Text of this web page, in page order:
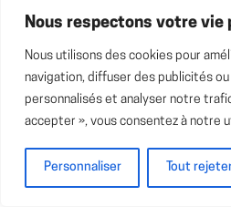
Nous respectons votre vie
Nous utilisons des cookies pour
navigation, diffuser des publicités
personnalisés et analyser notre
accepter », vous consentez à notre
Personnaliser Tout
simplement à la disponibilité
8. Utiliser les
structurées sans
un pouvoir